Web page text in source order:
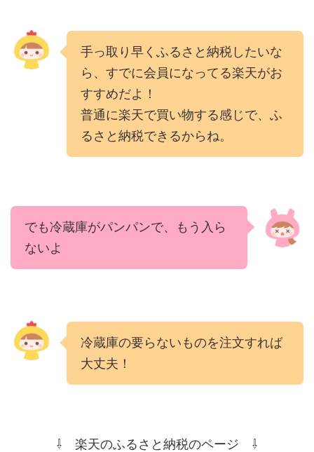
手っ取り早くふるさと納税したいな
ら、すでに会員になってる楽天がお
すすめだよ！
普通に楽天で買い物する感じで、ふ
るさと納税できるからね。
でも冷蔵庫がパンパンで、もう入ら
ないよ
冷蔵庫の要らないものを注文すれば
大丈夫！
⇩ 楽天のふるさと納税のページ ⇩